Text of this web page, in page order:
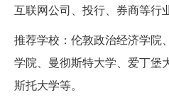
互联网公司、投行、券商等行
推荐学校：伦敦政治经济学院
学院、曼彻斯特大学、爱丁堡
斯托大学等。